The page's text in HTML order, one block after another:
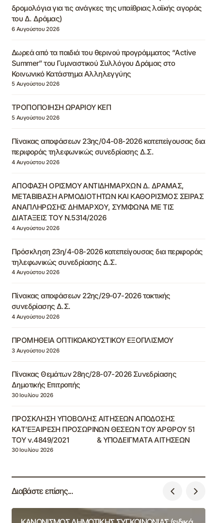
δρομολόγια για τις ανάγκες της υπαίθριας λαϊκής αγοράς
του Δ. Δράμας)
6 Αυγούστου 2026
Δωρεά από τα παιδιά του θερινού προγράμματος “Active
Summer” του Γυμναστικού Συλλόγου Δράμας στο
Κοινωνικό Κατάστημα Αλληλεγγύης
5 Αυγούστου 2026
ΤΡΟΠΟΠΟΙΗΣΗ ΩΡΑΡΙΟΥ ΚΕΠ
5 Αυγούστου 2026
Πίνακας αποφάσεων 23ης/04-08-2026 κατεπείγουσας δια
περιφοράς τηλεφωνικώς συνεδρίασης Δ.Σ.
4 Αυγούστου 2026
ΑΠΟΦΑΣΗ ΟΡΙΣΜΟΥ ΑΝΤΙΔΗΜΑΡΧΩΝ Δ. ΔΡΑΜΑΣ,
ΜΕΤΑΒΙΒΑΣΗ ΑΡΜΟΔΙΟΤΗΤΩΝ ΚΑΙ ΚΑΘΟΡΙΣΜΟΣ ΣΕΙΡΑΣ
ΑΝΑΠΛΗΡΩΣΗΣ ΔΗΜΑΡΧΟΥ, ΣΥΜΦΩΝΑ ΜΕ ΤΙΣ
ΔΙΑΤΑΞΕΙΣ ΤΟΥ Ν.5314/2026
4 Αυγούστου 2026
Πρόσκληση 23η/4-08-2026 κατεπείγουσας δια περιφοράς
τηλεφωνικώς συνεδρίασης Δ.Σ.
4 Αυγούστου 2026
Πίνακας αποφάσεων 22ης/29-07-2026 τακτικής
συνεδρίασης Δ.Σ.
4 Αυγούστου 2026
ΠΡΟΜΗΘΕΙΑ ΟΠΤΙΚΟΑΚΟΥΣΤΙΚΟΥ ΕΞΟΠΛΙΣΜΟΥ
3 Αυγούστου 2026
Πίνακας Θεμάτων 28ης/28-07-2026 Συνεδρίασης
Δημοτικής Επιτροπής
30 Ιουλίου 2026
ΠΡΟΣΚΛΗΣΗ ΥΠΟΒΟΛΗΣ ΑΙΤΗΣΕΩΝ ΑΠΟΔΟΣΗΣ
ΚΑΤ’ΕΞΑΙΡΕΣΗ ΠΡΟΣΩΡΙΝΩΝ ΘΕΣΕΩΝ ΤΟΥ ΆΡΘΡΟΥ 51
ΤΟΥ ν.4849/2021 & ΥΠΟΔΕΙΓΜΑΤΑ ΑΙΤΗΣΕΩΝ
30 Ιουλίου 2026
Διαβάστε επίσης...